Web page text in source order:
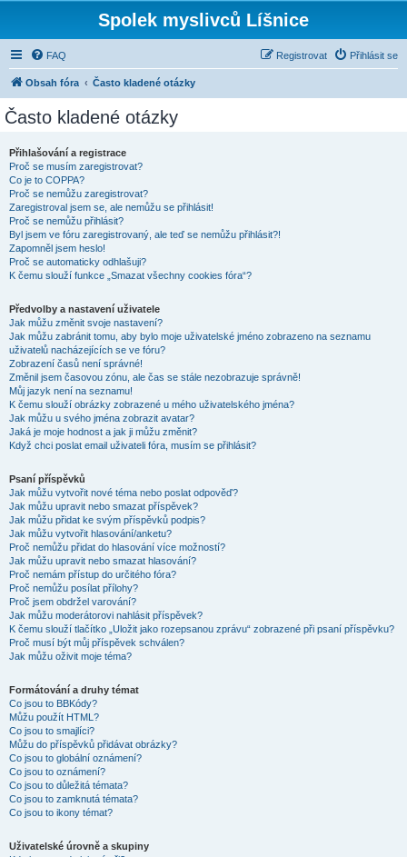
Spolek myslivců Líšnice
FAQ Přihlásit se
Registrovat
Obsah fóra Často kladené otázky
Často kladené otázky
Přihlašování a registrace
Proč se musím zaregistrovat?
Co je to COPPA?
Proč se nemůžu zaregistrovat?
Zaregistroval jsem se, ale nemůžu se přihlásit!
Proč se nemůžu přihlásit?
Byl jsem ve fóru zaregistrovaný, ale teď se nemůžu přihlásit?!
Zapomněl jsem heslo!
Proč se automaticky odhlašuji?
K čemu slouží funkce „Smazat všechny cookies fóra“?
Předvolby a nastavení uživatele
Jak můžu změnit svoje nastavení?
Jak můžu zabránit tomu, aby bylo moje uživatelské jméno zobrazeno na seznamu
uživatelů nacházejících se ve fóru?
Zobrazení časů není správné!
Změnil jsem časovou zónu, ale čas se stále nezobrazuje správně!
Můj jazyk není na seznamu!
K čemu slouží obrázky zobrazené u mého uživatelského jména?
Jak můžu u svého jména zobrazit avatar?
Jaká je moje hodnost a jak ji můžu změnit?
Když chci poslat email uživateli fóra, musím se přihlásit?
Psaní příspěvků
Jak můžu vytvořit nové téma nebo poslat odpověď?
Jak můžu upravit nebo smazat příspěvek?
Jak můžu přidat ke svým příspěvků podpis?
Jak můžu vytvořit hlasování/anketu?
Proč nemůžu přidat do hlasování více možností?
Jak můžu upravit nebo smazat hlasování?
Proč nemám přístup do určitého fóra?
Proč nemůžu posílat přílohy?
Proč jsem obdržel varování?
Jak můžu moderátorovi nahlásit příspěvek?
K čemu slouží tlačítko „Uložit jako rozepsanou zprávu“ zobrazené při psaní příspěvku?
Proč musí být můj příspěvek schválen?
Jak můžu oživit moje téma?
Formátování a druhy témat
Co jsou to BBKódy?
Můžu použít HTML?
Co jsou to smajlíci?
Můžu do příspěvků přidávat obrázky?
Co jsou to globální oznámení?
Co jsou to oznámení?
Co jsou to důležitá témata?
Co jsou to zamknutá témata?
Co jsou to ikony témat?
Uživatelské úrovně a skupiny